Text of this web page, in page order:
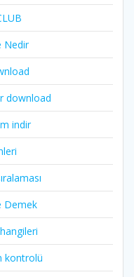
Nedir
download
indir
Demek
kontrolü